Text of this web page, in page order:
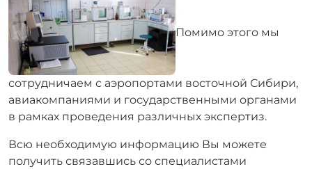
Помимо этого мы
сотрудничаем с аэропортами восточной Сибири,
авиакомпаниями и государственными органами
в рамках проведения различных экспертиз.
Всю необходимую информацию Вы можете
получить связавшись со специалистами